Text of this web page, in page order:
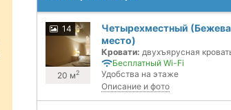
14
20 м2
Четырехместный
место)
Кровати: двухъярусная
Бесплатный Wi-Fi
Удобства на этаже
Описание и фото